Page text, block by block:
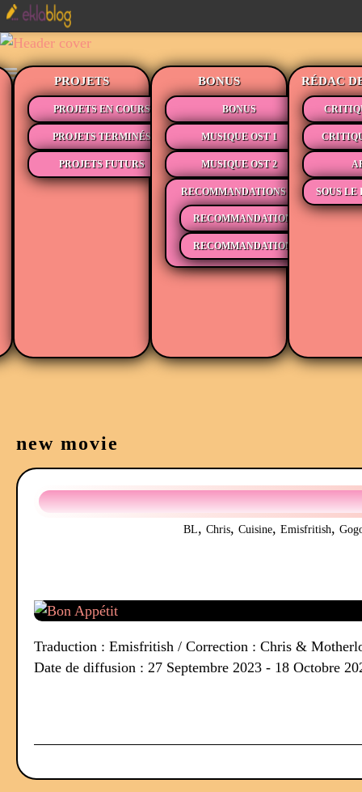
PROJETS
PROJETS EN COURS
PROJETS TERMINÉS
PROJETS FUTURS
BONUS
BONUS
MUSIQUE OST 1
MUSIQUE OST 2
RECOMMANDATIONS
RECOMMANDATIONS MÉDIAS
RECOMMANDATIONS LECTURE
RÉDAC
SOUS
new movie
BL, Chris, Cuisine, Emisfritish,
Traduction : Emisfritish / Correction : Chris &
Date de diffusion : 27 Septembre 2023 - 18 Octobre